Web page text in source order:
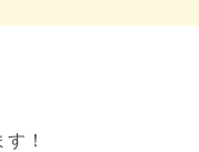
！